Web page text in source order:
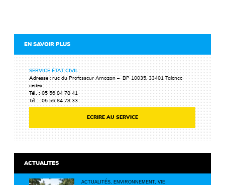
EN SAVOIR PLUS
SERVICE ÉTAT CIVIL
Adresse : rue du Professeur Arnozan – BP 10035, 33401 Talence
cedex
Tél. :05 56 84 78 41
Tél. :05 56 84 78 33
ECRIRE AU SERVICE
ACTUALITES
ACTUALITÉS, ENVIRONNEMENT, VIE